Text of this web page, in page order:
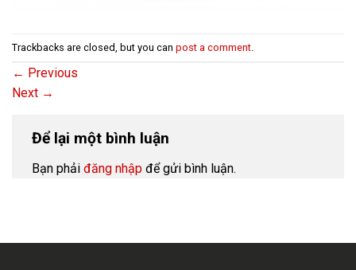
Trackbacks are closed, but you can post a comment
← Previous
Next →
Để lại một bình luận
Bạn phải đăng nhập để gửi bình luận.